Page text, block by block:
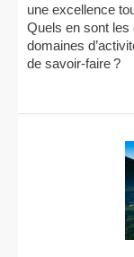
une excellence
Quels en sont les
domaines
de savoir-faire ?